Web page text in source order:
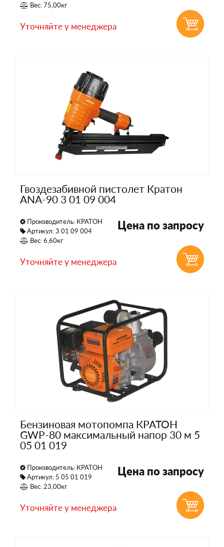
Вес: 75,00кг
Уточняйте у менеджера
Гвоздезабивной пистолет Кратон
ANA-90 3 01 09 004
Производитель: КРАТОН
Артикул: 3 01 09 004
Вес: 6,60кг
Цена по запросу
Уточняйте у менеджера
Бензиновая мотопомпа КРАТОН
GWP-80 максимальный напор 30 м 5
05 01 019
Производитель: КРАТОН
Артикул: 5 05 01 019
Вес: 23,00кг
Цена по запросу
Уточняйте у менеджера